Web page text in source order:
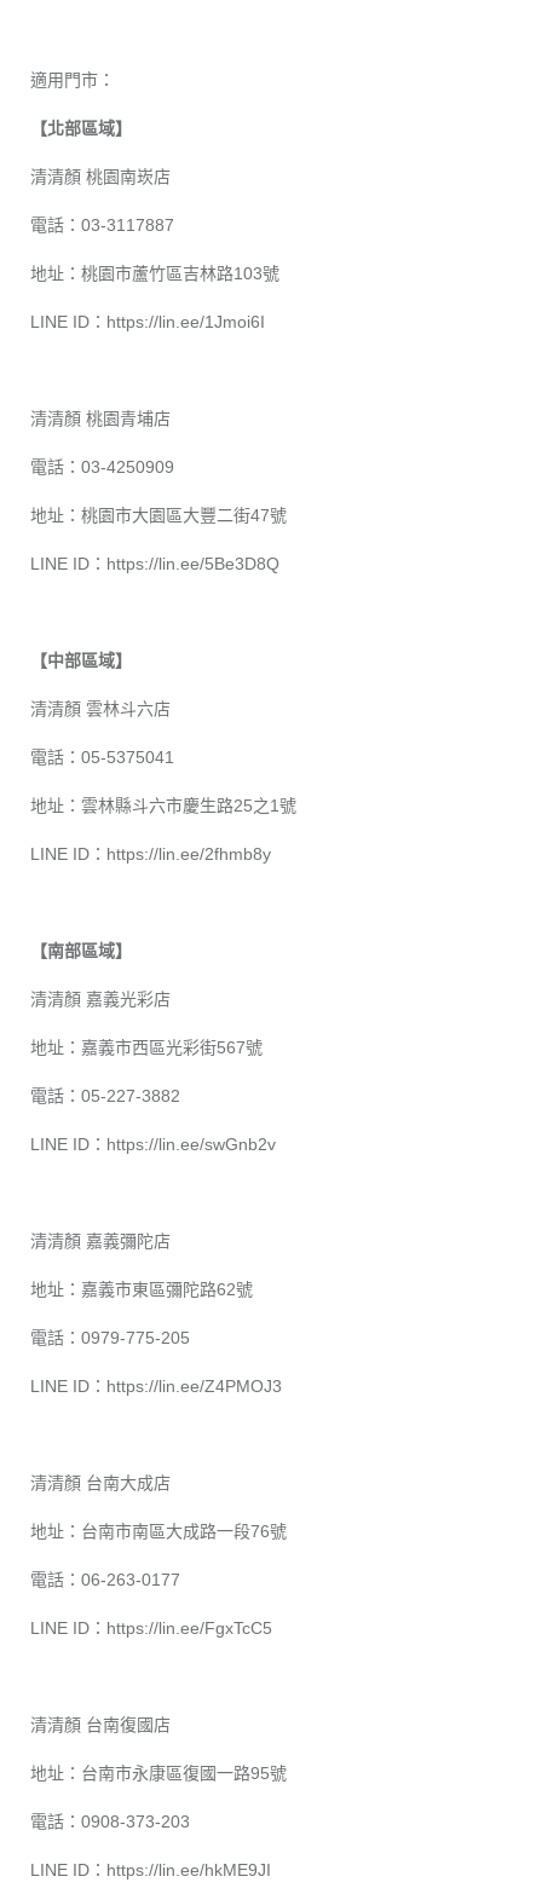
適用門市：
【北部區域】
清清顏 桃園南崁店
電話：03-3117887
地址：桃園市蘆竹區吉林路103號
LINE ID： https://lin.ee/1Jmoi6I
清清顏 桃園青埔店
電話：03-4250909
地址：桃園市大園區大豐二街47號
LINE ID： https://lin.ee/5Be3D8Q
【中部區域】
清清顏 雲林斗六店
電話：05-5375041
地址：雲林縣斗六市慶生路25之1號
LINE ID： https://lin.ee/2fhmb8y
【南部區域】
清清顏 嘉義光彩店
地址：嘉義市西區光彩街567號
電話：05-227-3882
LINE ID： https://lin.ee/swGnb2v
清清顏 嘉義彌陀店
地址：嘉義市東區彌陀路62號
電話：0979-775-205
LINE ID： https://lin.ee/Z4PMOJ3
清清顏 台南大成店
地址：台南市南區大成路一段76號
電話：06-263-0177
LINE ID： https://lin.ee/FgxTcC5
清清顏 台南復國店
地址：台南市永康區復國一路95號
電話：0908-373-203
LINE ID： https://lin.ee/hkME9JI